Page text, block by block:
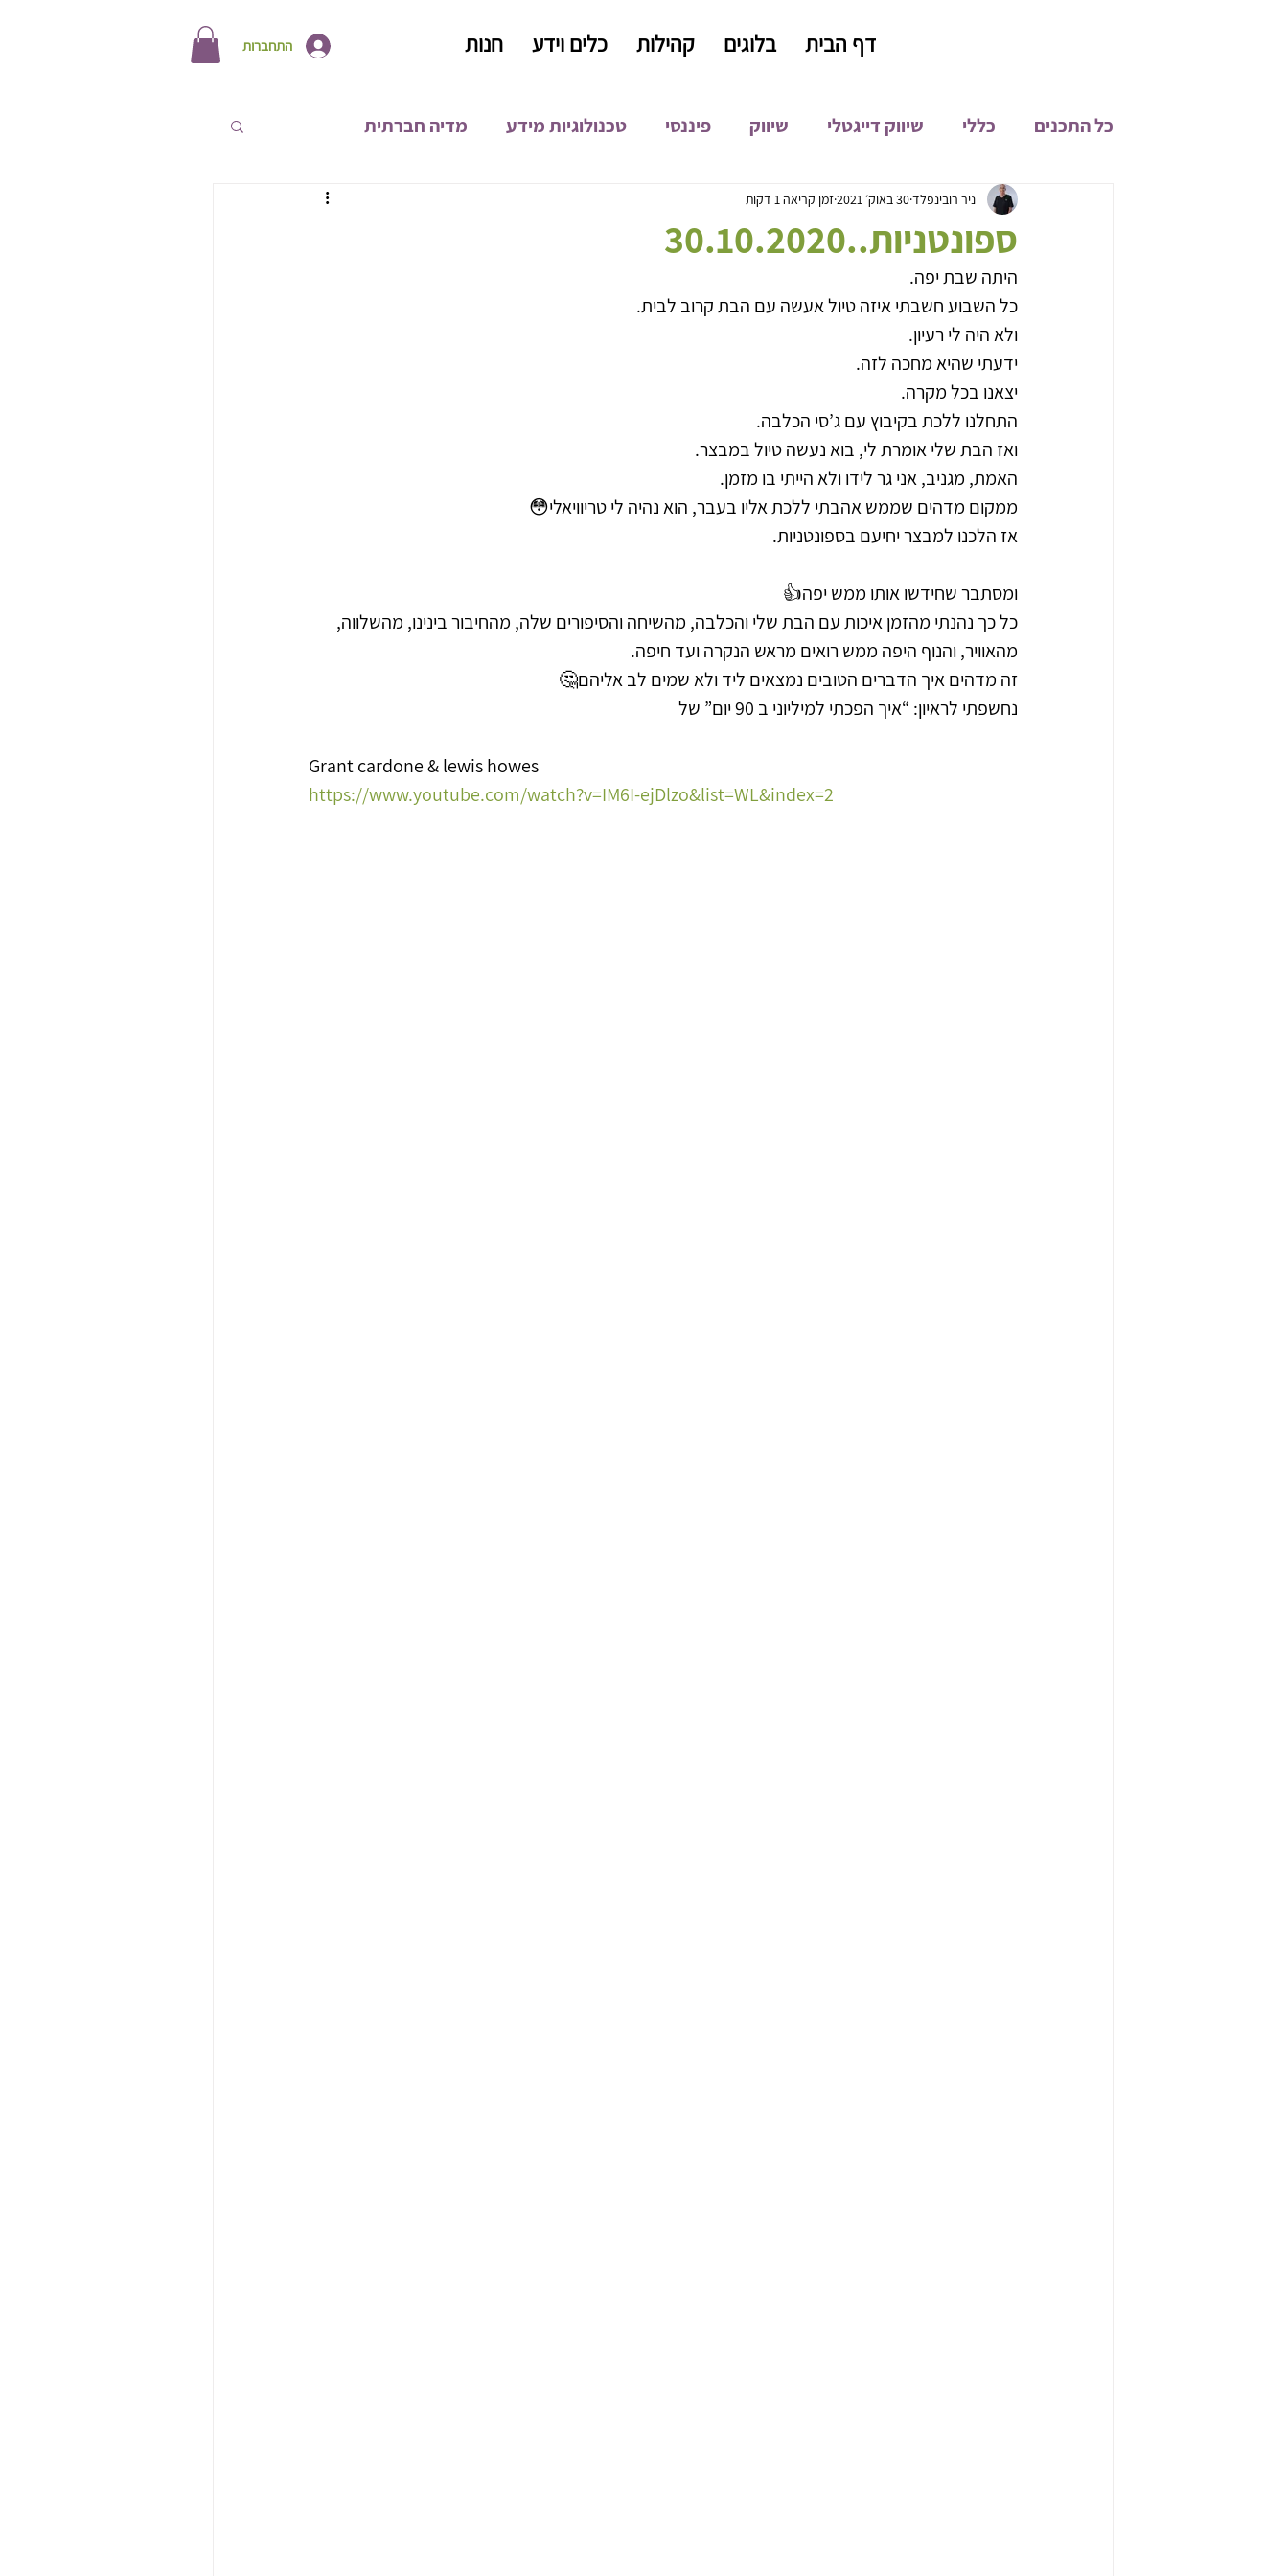
התחברות דף הבית בלוגים קהילות כלים וידע חנות
כל התכנים כללי שיווק דייגטלי שיווק פיננסי טכנולוגיות מידע מדיה חברתית
קהילת און ליין מיתוג קידום אורגני
פיתוח מוצרים חדשות
ספונטניות..30.10.2020
ניר רובינפלד30 באוק׳ 2021 זמן קריאה 1 דקות
היתה שבת יפה.
כל השבוע חשבתי איזה טיול אעשה עם הבת קרוב לבית.
ולא היה לי רעיון.
ידעתי שהיא מחכה לזה.
יצאנו בכל מקרה.
התחלנו ללכת בקיבוץ עם ג’סי הכלבה.
ואז הבת שלי אומרת לי, בוא נעשה טיול במבצר.
האמת, מגניב, אני גר לידו ולא הייתי בו מזמן.
ממקום מדהים שממש אהבתי ללכת אליו בעבר, הוא נהיה לי טריוויאלי😳
אז הלכנו למבצר יחיעם בספונטניות.
ומסתבר שחידשו אותו ממש יפה👍
כל כך נהנתי מהזמן איכות עם הבת שלי והכלבה, מהשיחה והסיפורים שלה, מהחיבור בינינו, מהשלווה,
מהאוויר, והנוף היפה ממש רואים מראש הנקרה ועד חיפה.
זה מדהים איך הדברים הטובים נמצאים ליד ולא שמים לב אליהם🤔
נחשפתי לראיון: “איך הפכתי למיליוני ב 90 יום” של
Grant cardone & lewis howes
https://www.youtube.com/watch?v=IM6I-ejDlzo&list=WL&index=2